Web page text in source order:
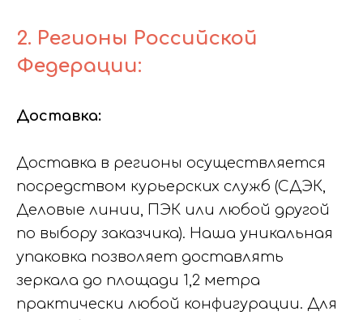
2. Регионы Российской
Федерации:
Доставка:
Доставка в регионы осуществляется
посредством курьерских служб (СДЭК,
Деловые линии, ПЭК или любой другой
по выбору заказчика). Наша уникальная
упаковка позволяет доставлять
зеркала до площади 1,2 метра
практически любой конфигурации. Для